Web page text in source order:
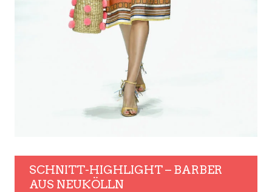
SCHNITT-HIGHLIGHT – BARBER
AUS NEUKÖLLN